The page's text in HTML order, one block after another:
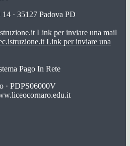
· 35127 Padova PD
Link per inviare una mail
Link per inviare una
Pago In Rete
· PDPS06000V